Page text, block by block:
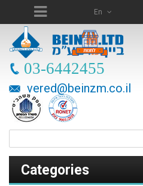
En
03-6442455
vered@beinzm.co.il
Categories